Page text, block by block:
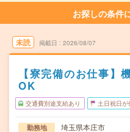
お探しの条件
未読 掲載日 2026/08/07
【寮完備のお仕事】
OK
交通費別途支給あり 土日祝日が
勤務地 埼玉県本庄市